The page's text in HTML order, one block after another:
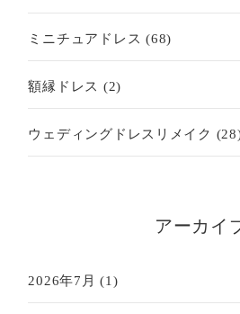
ミニチュアドレス (68)
額縁ドレス (2)
ウェディングドレスリメイク
アーカイ
2026年7月 (1)